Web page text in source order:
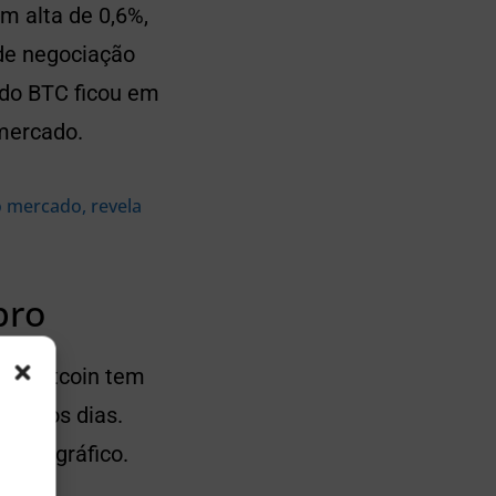
alta de 0,6%,
negociação
BTC ficou em
revela
o Bitcoin tem
dias.
no gráfico.